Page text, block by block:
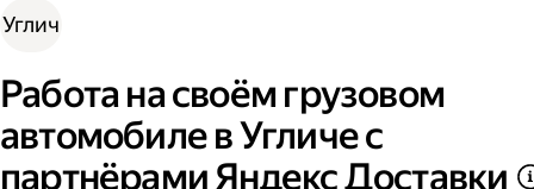
Углич
Работа на своём грузовом
автомобиле в Угличе с
партнёрами Яндекс Доставки